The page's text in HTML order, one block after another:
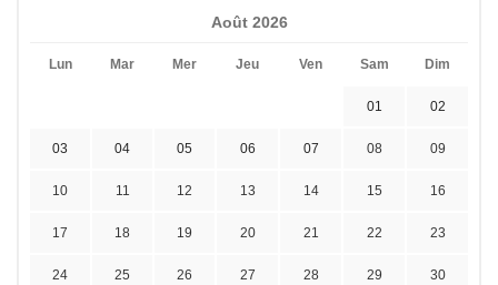
Août 2026
Lun Mar Mer Jeu Ven Sam Dim
01 02
03 04 05 06 07 08 09
10 11 12 13 14 15 16
17 18 19 20 21 22 23
24 25 26 27 28 29 30